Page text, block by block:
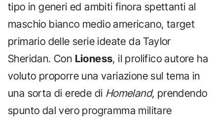
tipo in generi ed ambiti finora spettanti al
maschio bianco medio americano, target
primario delle serie ideate da Taylor
Sheridan. Con Lioness, il prolifico autore ha
voluto proporre una variazione sul tema in
una sorta di erede di Homeland, prendendo
spunto dal vero programma militare